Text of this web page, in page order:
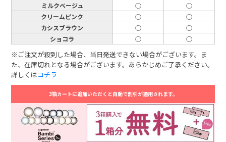
ミルクベージュ
○
○
クリームピンク
○
○
カシスブラウン
○
○
ショコラ
○ ○
※ご注文が殺到した場合、当日発送できない場合がございます。ま
た、在庫切れとなる場合がございます。あらかじめご了承ください。
詳しくはコチラ
3箱カートに追加いただくと自動で割引が適用されます。